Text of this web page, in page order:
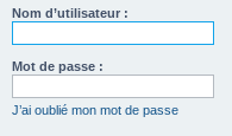
Nom d’utilisateur :
Mot de passe :
J’ai oublié mon mot de passe